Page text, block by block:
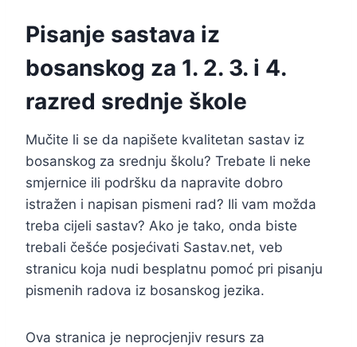
Pisanje sastava iz
bosanskog za 1. 2. 3. i 4.
razred srednje škole
Mučite li se da napišete kvalitetan sastav iz
bosanskog za srednju školu? Trebate li neke
smjernice ili podršku da napravite dobro
istražen i napisan pismeni rad? Ili vam možda
treba cijeli sastav? Ako je tako, onda biste
trebali češće posjećivati Sastav.net, veb
stranicu koja nudi besplatnu pomoć pri pisanju
pismenih radova iz bosanskog jezika.
Ova stranica je neprocjenjiv resurs za